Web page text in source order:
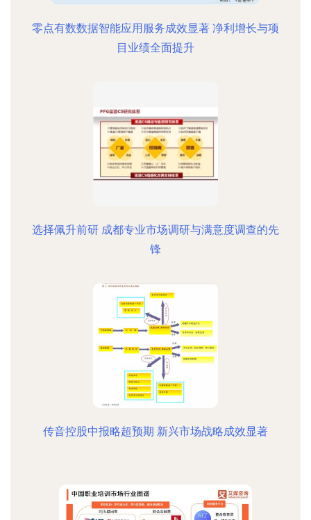
零点有数数据智能应用服务成效显著 净利增长与项
目业绩全面提升
选择佩升前研 成都专业市场调研与满意度调查的先
锋
传音控股中报略超预期 新兴市场战略成效显著